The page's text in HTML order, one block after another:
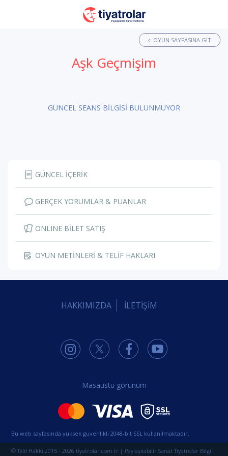
OYUN SAYFASINA GIT
Aşk Geçmişim
GÜNCEL SEANS BİLGİSİ BULUNMUYOR
GÜNCEL İÇERİK
GERÇEK YORUMLAR & PUANLAR
ONLINE BİLET SATIŞ
OYUN METİNLERİ & TELİF HAKLARI
HAKKIMIZDA İLETİŞİM
Masaüstü görünüm
Bu web sayfasında yüksek güvenlikli 2048-bit SSL kullanılmaktadır.
© Telif Hakkı 2015 - 2026 tiyatrolar.com.tr | Paylaşılabilir Sanat Tiyatrolar Bilgi